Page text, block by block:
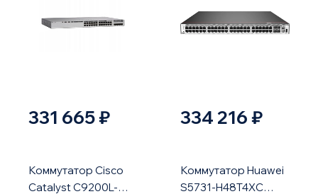
331 665 ₽
Коммутатор Cisco
Catalyst C9200L-
334 216 ₽
Коммутатор Huawei
S5731-H48T4XC